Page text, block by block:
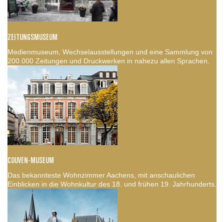
ZEITUNGSMUSEUM
Medienmuseum, Wechselausstellungen und eine Sammlung von
200.000 Zeitungen und Druckwerken in nahezu allen Sprachen.
COUVEN-MUSEUM
Das bekannteste Wohnzimmer Aachens, mit anschaulichen
Einblicken in die Wohnkultur des 18. und frühen 19. Jahrhunderts.